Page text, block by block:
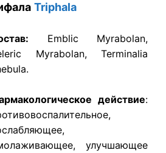
Triphala
Emblic Myrabolan,
Myrabolan, Terminalia
действие:
улучшающее